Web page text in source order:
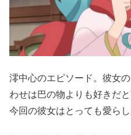
澪中心のエピソード。彼女
わせは巴の物よりも好きだ
今回の彼女はとっても愛らし